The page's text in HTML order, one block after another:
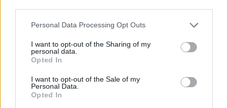
Please note that this website/app uses one or more Google
not limited to your visit or usage behaviour. You may click to
grant or deny consent to Google and its third-party tags to
use your data for below specified purposes in below Google
consent section.
Personal Data Processing Opt Outs
I want to opt-out of the Sharing of my
personal data.
Opted In
I want to opt-out of the Sale of my
Personal Data.
Opted In